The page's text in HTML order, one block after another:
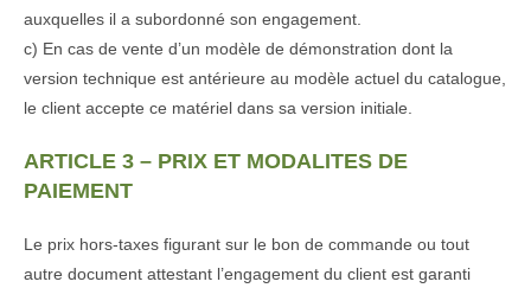
auxquelles il a subordonné son engagement.
c) En cas de vente d’un modèle de démonstration dont la
version technique est antérieure au modèle actuel du catalogue,
le client accepte ce matériel dans sa version initiale.
ARTICLE 3 – PRIX ET MODALITES DE
PAIEMENT
Le prix hors-taxes figurant sur le bon de commande ou tout
autre document attestant l’engagement du client est garanti